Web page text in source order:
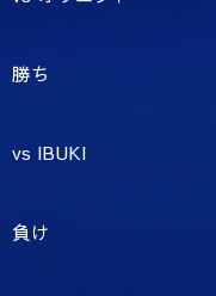
勝ち
vs IBUKI
負け